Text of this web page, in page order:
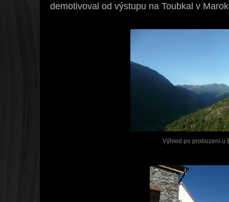
demotivoval od výstupu na Toubkal v
Výhled po probuzení u